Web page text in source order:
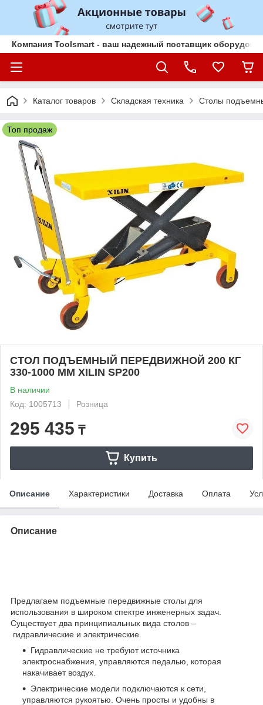
Компания Toolsmart - ваш надежный поставщик
Каталог товаров Складская техника Столы
Топ продаж
СТОЛ ПОДЪЕМНЫЙ ПЕРЕДВИЖНОЙ 200 КГ
330-1000 ММ XILIN SP200
В наличии
Код: 1005713
Розница
295 435 ₸
Купить
Описание Характеристики Доставка Оплата
Описание
Предлагаем подъемные передвижные столы для
использования в широком спектре инженерных задач.
Существует два принципиальных вида столов –
гидравлические и электрические.
Гидравлические не требуют источника
электроснабжения, управляются педалью, которая
накачивает воздух.
Электрические модели подключаются к сети,
управляются рукоятью. Очень просты и удобны в